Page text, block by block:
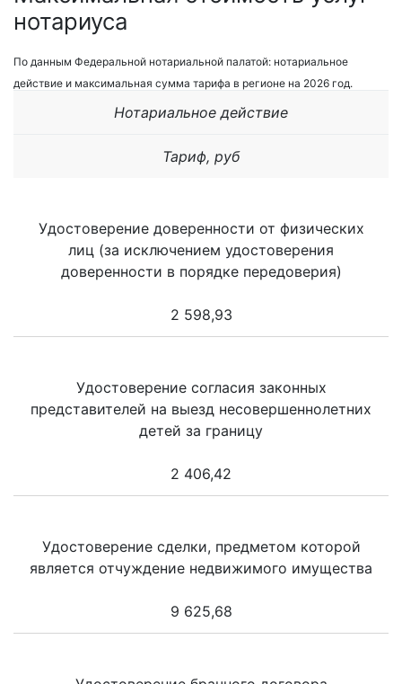
нотариуса
По данным Федеральной нотариальной палатой: нотариальное
действие и максимальная сумма тарифа в регионе на 2026 год.
Нотариальное действие
Тариф, руб
Удостоверение доверенности от физических
лиц (за исключением удостоверения
доверенности в порядке передоверия)
2 598,93
Удостоверение согласия законных
представителей на выезд несовершеннолетних
детей за границу
2 406,42
Удостоверение сделки, предметом которой
является отчуждение недвижимого имущества
9 625,68